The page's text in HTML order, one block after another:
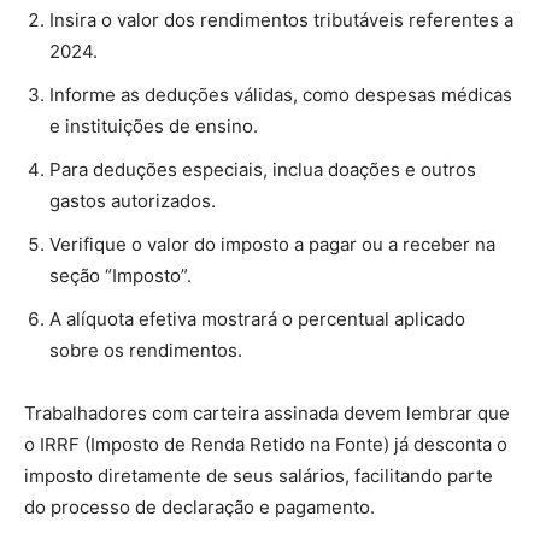
Insira o valor dos rendimentos tributáveis referentes a
2024.
Informe as deduções válidas, como despesas médicas
e instituições de ensino.
Para deduções especiais, inclua doações e outros
gastos autorizados.
Verifique o valor do imposto a pagar ou a receber na
seção “Imposto”.
A alíquota efetiva mostrará o percentual aplicado
sobre os rendimentos.
Trabalhadores com carteira assinada devem lembrar que
o IRRF (Imposto de Renda Retido na Fonte) já desconta o
imposto diretamente de seus salários, facilitando parte
do processo de declaração e pagamento.